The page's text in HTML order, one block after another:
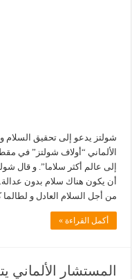
شولتز يدعو إلى تحقيق السلام و
الألماني “أولاف شولتز” في
إلى عالم أكثر سلاما”. و قال
أن يكون هناك سلام بدون عدالة.
من أجل السلام العادل و لطالما
أكمل القراءة »
المستشار الألماني